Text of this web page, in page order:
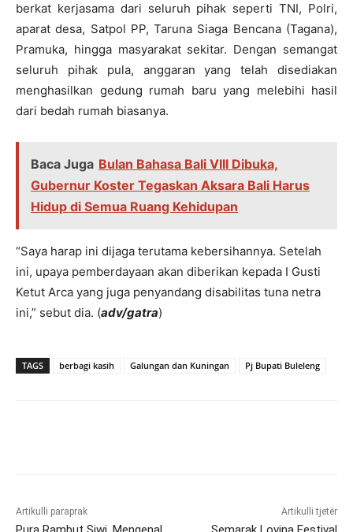
berkat kerjasama dari seluruh pihak seperti TNI, Polri,
aparat desa, Satpol PP, Taruna Siaga Bencana (Tagana),
Pramuka, hingga masyarakat sekitar. Dengan semangat
seluruh pihak pula, anggaran yang telah disediakan
menghasilkan gedung rumah baru yang melebihi hasil
dari bedah rumah biasanya.
Baca Juga Bulan Bahasa Bali VIII Dibuka,
Gubernur Koster Tegaskan Aksara Bali Harus
Hidup di Semua Ruang Kehidupan
“Saya harap ini dijaga terutama kebersihannya. Setelah
ini, upaya pemberdayaan akan diberikan kepada I Gusti
Ketut Arca yang juga penyandang disabilitas tuna netra
ini,” sebut dia. (adv/gatra)
TAGS berbagi kasih Galungan dan Kuningan Pj Bupati Buleleng
Artikulli paraprak Artikulli tjetër